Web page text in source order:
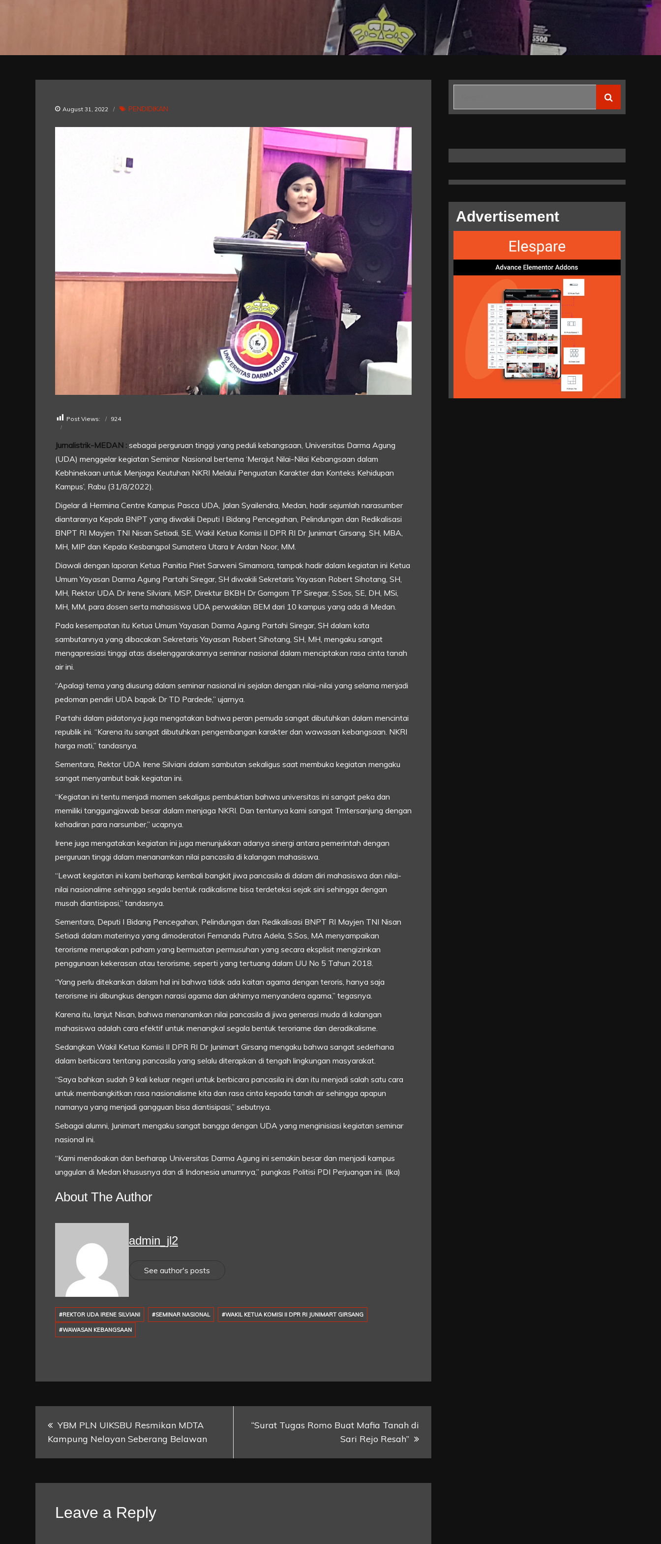
August 31, 2022 PENDIDIKAN
Post Views: 924
Jurnalistrik-MEDAN : sebagai perguruan tinggi yang peduli kebangsaan, Universitas Darma Agung
(UDA) menggelar kegiatan Seminar Nasional bertema ‘Merajut Nilai-Nilai Kebangsaan dalam
Kebhinekaan untuk Menjaga Keutuhan NKRI Melalui Penguatan Karakter dan Konteks Kehidupan
Kampus’, Rabu (31/8/2022).
Digelar di Hermina Centre Kampus Pasca UDA, Jalan Syailendra, Medan, hadir sejumlah narasumber
diantaranya Kepala BNPT yang diwakili Deputi I Bidang Pencegahan, Pelindungan dan Redikalisasi
BNPT RI Mayjen TNI Nisan Setiadi, SE, Wakil Ketua Komisi II DPR RI Dr Junimart Girsang. SH, MBA,
MH, MIP dan Kepala Kesbangpol Sumatera Utara Ir Ardan Noor, MM.
Diawali dengan laporan Ketua Panitia Priet Sarweni Simamora, tampak hadir dalam kegiatan ini Ketua
Umum Yayasan Darma Agung Partahi Siregar, SH diwakili Sekretaris Yayasan Robert Sihotang, SH,
MH, Rektor UDA Dr Irene Silviani, MSP, Direktur BKBH Dr Gomgom TP Siregar, S.Sos, SE, DH, MSi,
MH, MM, para dosen serta mahasiswa UDA perwakilan BEM dari 10 kampus yang ada di Medan.
Pada kesempatan itu Ketua Umum Yayasan Darma Agung Partahi Siregar, SH dalam kata
sambutannya yang dibacakan Sekretaris Yayasan Robert Sihotang, SH, MH, mengaku sangat
mengapresiasi tinggi atas diselenggarakannya seminar nasional dalam menciptakan rasa cinta tanah
air ini.
“Apalagi tema yang diusung dalam seminar nasional ini sejalan dengan nilai-nilai yang selama menjadi
pedoman pendiri UDA bapak Dr TD Pardede,” ujarnya.
Partahi dalam pidatonya juga mengatakan bahwa peran pemuda sangat dibutuhkan dalam mencintai
republik ini. “Karena itu sangat dibutuhkan pengembangan karakter dan wawasan kebangsaan. NKRI
harga mati,” tandasnya.
Sementara, Rektor UDA Irene Silviani dalam sambutan sekaligus saat membuka kegiatan mengaku
sangat menyambut baik kegiatan ini.
“Kegiatan ini tentu menjadi momen sekaligus pembuktian bahwa universitas ini sangat peka dan
memiliki tanggungjawab besar dalam menjaga NKRI. Dan tentunya kami sangat Tmtersanjung dengan
kehadiran para narsumber,” ucapnya.
Irene juga mengatakan kegiatan ini juga menunjukkan adanya sinergi antara pemerintah dengan
perguruan tinggi dalam menanamkan nilai pancasila di kalangan mahasiswa.
“Lewat kegiatan ini kami berharap kembali bangkit jiwa pancasila di dalam diri mahasiswa dan nilai-
nilai nasionalime sehingga segala bentuk radikalisme bisa terdeteksi sejak sini sehingga dengan
musah diantisipasi,” tandasnya.
Sementara, Deputi I Bidang Pencegahan, Pelindungan dan Redikalisasi BNPT RI Mayjen TNI Nisan
Setiadi dalam materinya yang dimoderatori Fernanda Putra Adela, S.Sos, MA menyampaikan
terorisme merupakan paham yang bermuatan permusuhan yang secara eksplisit mengizinkan
penggunaan kekerasan atau terorisme, seperti yang tertuang dalam UU No 5 Tahun 2018.
“Yang perlu ditekankan dalam hal ini bahwa tidak ada kaitan agama dengan teroris, hanya saja
terorisme ini dibungkus dengan narasi agama dan akhirnya menyandera agama,” tegasnya.
Karena itu, lanjut Nisan, bahwa menanamkan nilai pancasila di jiwa generasi muda di kalangan
mahasiswa adalah cara efektif untuk menangkal segala bentuk teroriame dan deradikalisme.
Sedangkan Wakil Ketua Komisi II DPR RI Dr Junimart Girsang mengaku bahwa sangat sederhana
dalam berbicara tentang pancasila yang selalu diterapkan di tengah lingkungan masyarakat.
“Saya bahkan sudah 9 kali keluar negeri untuk berbicara pancasila ini dan itu menjadi salah satu cara
untuk membangkitkan rasa nasionalisme kita dan rasa cinta kepada tanah air sehingga apapun
namanya yang menjadi gangguan bisa diantisipasi,” sebutnya.
Sebagai alumni, Junimart mengaku sangat bangga dengan UDA yang menginisiasi kegiatan seminar
nasional ini.
“Kami mendoakan dan berharap Universitas Darma Agung ini semakin besar dan menjadi kampus
unggulan di Medan khususnya dan di Indonesia umumnya,” pungkas Politisi PDI Perjuangan ini. (Ika)
About The Author
admin_jl2
See author's posts
#REKTOR UDA IRENE SILVIANI #SEMINAR NASIONAL #WAKIL KETUA KOMISI II DPR RI JUNIMART GIRSANG
#WAWASAN KEBANGSAAN
Post
navigation
YBM PLN UIKSBU Resmikan MDTA
Kampung Nelayan Seberang Belawan
“Surat Tugas Romo Buat Mafia Tanah di
Sari Rejo Resah”
Leave a Reply
Advertisement